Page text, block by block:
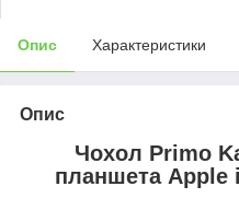
Опис Характеристики
Опис
Чохол Primo
планшета Apple